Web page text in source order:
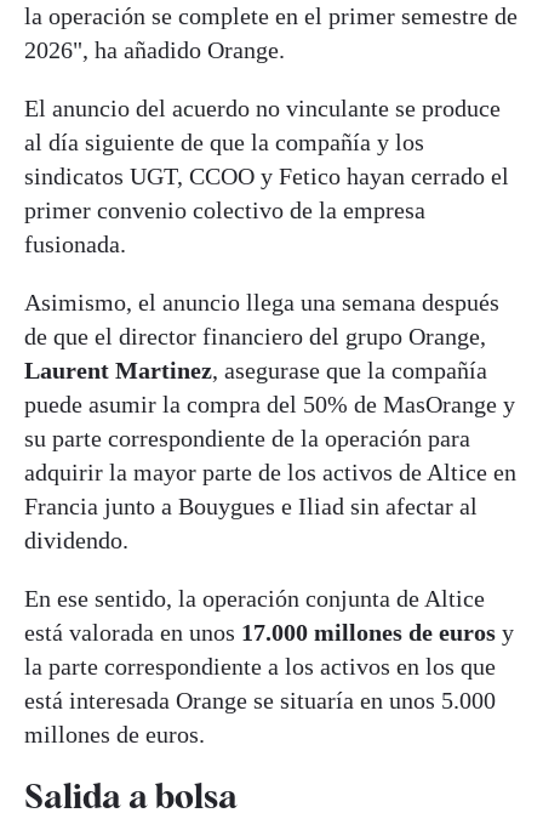
la operación se complete en el primer semestre de
2026", ha añadido Orange.
El anuncio del acuerdo no vinculante se produce
al día siguiente de que la compañía y los
sindicatos UGT, CCOO y Fetico hayan cerrado el
primer convenio colectivo de la empresa
fusionada.
Asimismo, el anuncio llega una semana después
de que el director financiero del grupo Orange,
Laurent Martinez, asegurase que la compañía
puede asumir la compra del 50% de MasOrange y
su parte correspondiente de la operación para
adquirir la mayor parte de los activos de Altice en
Francia junto a Bouygues e Iliad sin afectar al
dividendo.
En ese sentido, la operación conjunta de Altice
está valorada en unos 17.000 millones de euros y
la parte correspondiente a los activos en los que
está interesada Orange se situaría en unos 5.000
millones de euros.
Salida a bolsa